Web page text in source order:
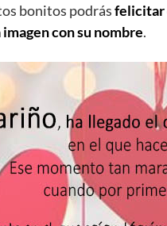
bonitos podrásfelicitar
con su nombre.